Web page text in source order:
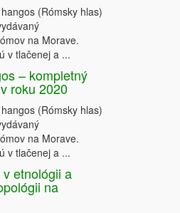
(Rómsky hlas)
na Morave.
v tlačenej a ...
– kompletný
roku 2020
(Rómsky hlas)
na Morave.
v tlačenej a ...
etnológii a
na